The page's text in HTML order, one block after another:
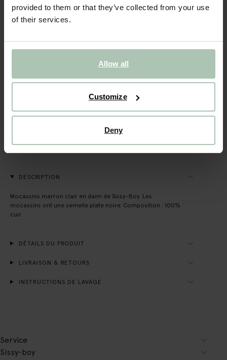
provided to them or that they’ve collected from your use
of their services.
Allow all
Customize
Deny
36 37 38 39 40 41
VOIR LE STOCK EN MAGASIN
Livraison gratuite en magasin
DESCRIPTION
Mocassins marron clair en daim de Sissy-Boy. Les
mocassins ont une semelle plate noire. Composition : 100%
cuir.
DÉTAILS DU PRODUIT
LIVRAISON & RETOURS
INSTRUCTIONS DE LAVAGE
Service
Sissy-boy